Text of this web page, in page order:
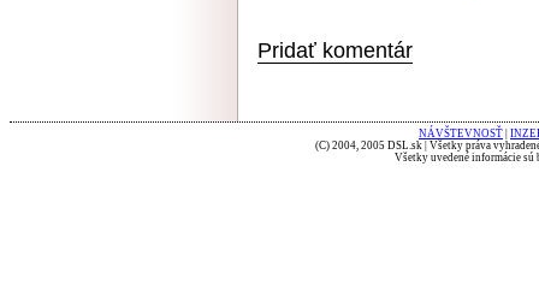
Pridať komentár
NÁVŠTEVNOSŤ
(C) 2004, 2005 DSL.sk | Všetky práva
Všetky uvedené informácie sú